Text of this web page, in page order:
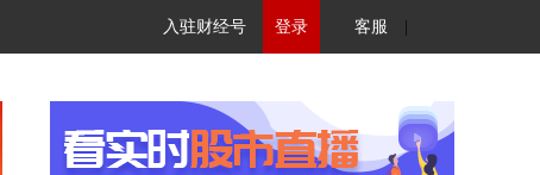
入驻财经号 登录 客服